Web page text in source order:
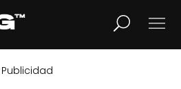
LIFESTYLE
Publicidad